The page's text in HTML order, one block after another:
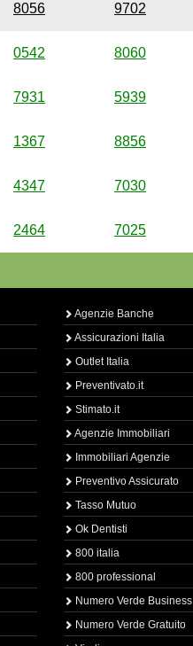
8056 9702
0542 8060
7931 5939
1367 8856
4347 7030
2464 7025
Agenzie Banche
Assicurazioni Italia
Outlet Italia
Preventivato.it
Stimato.it
Agenzie Immobiliari
Immobiliari Agenzie
Preventivo Assicurato
Tasso Mutuo
Ok Dentisti
800 italia
800 professional
Numero Verde Business
Numero Verde Gratuito